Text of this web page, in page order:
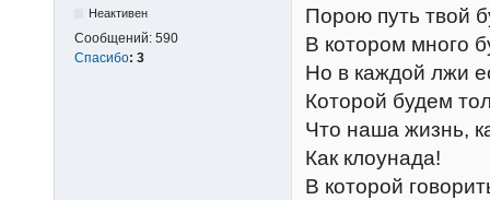
Неактивен
Сообщений: 590
Спасибо: 3
Порою путь твой
В котором много
Но в каждой лжи
Которой будем
Что наша жизнь,
Как клоунада!
В которой